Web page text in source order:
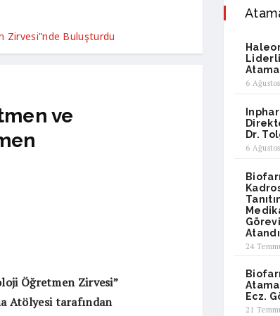
Buluşturdu
ve
Öğretmen Zirvesi”
Atölyesi tarafından
Atama
6
Dr.
6
Atandı
24
Ecz.
21